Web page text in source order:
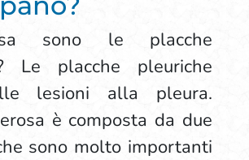
sono le placche
Le placche pleuriche
lesioni alla pleura.
è composta da due
sono molto importanti